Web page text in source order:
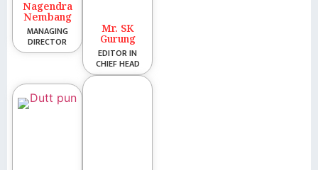
Nagendra
Nembang
MANAGING
DIRECTOR
Mr. SK
Gurung
EDITOR IN
CHIEF HEAD